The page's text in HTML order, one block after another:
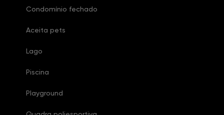
Condomínio fechado
Aceita pets
Lago
Piscina
Playground